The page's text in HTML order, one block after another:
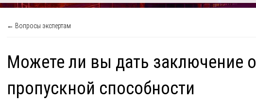
← Вопросы экспертам
Можете ли вы дать заключение о
пропускной способности